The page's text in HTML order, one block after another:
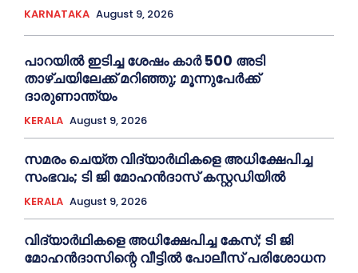
KARNATAKA August 9, 2026
പാറയിൽ ഇടിച്ച ശേഷം കാർ 500 അടി
താഴ്ചയിലേക്ക് മറിഞ്ഞു; മൂന്നുപേർക്ക്
ദാരുണാന്ത്യം
KERALA August 9, 2026
സമരം ചെയ്ത വിദ്യാര്‍ഥികളെ അധിക്ഷേപിച്ച
സംഭവം; ടി ജി മോഹന്‍ദാസ് കസ്റ്റഡിയിൽ
KERALA August 9, 2026
വിദ്യാര്‍ഥികളെ അധിക്ഷേപിച്ച കേസ്; ടി ജി
മോഹന്‍ദാസിന്റെ വീട്ടില്‍ പോലീസ് പരിശോധന